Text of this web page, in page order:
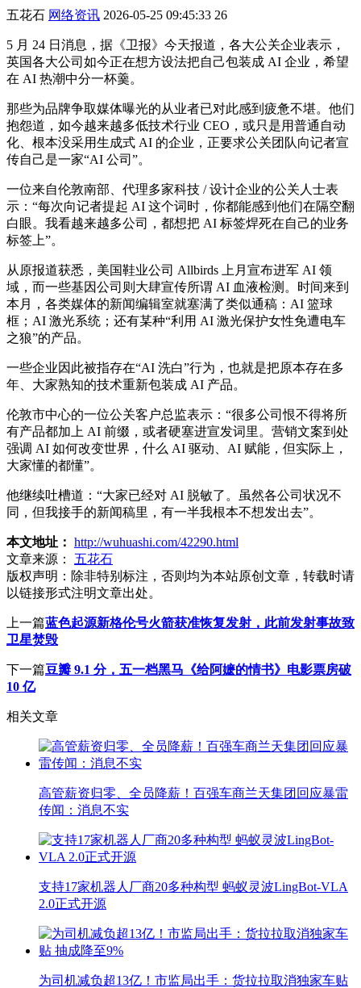
五花石 网络资讯 2026-05-25 09:45:33 26
5 月 24 日消息，据《卫报》今天报道，各大公关企业表示，
英国各大公司如今正在想方设法把自己包装成 AI 企业，希望
在 AI 热潮中分一杯羹。
那些为品牌争取媒体曝光的从业者已对此感到疲惫不堪。他们
抱怨道，如今越来越多低技术行业 CEO，或只是用普通自动
化、根本没采用生成式 AI 的企业，正要求公关团队向记者宣
传自己是一家“AI 公司”。
一位来自伦敦南部、代理多家科技 / 设计企业的公关人士表
示：“每次向记者提起 AI 这个词时，你都能感到他们在隔空翻
白眼。我看越来越多公司，都想把 AI 标签焊死在自己的业务
标签上”。
从原报道获悉，美国鞋业公司 Allbirds 上月宣布进军 AI 领
域，而一些基因公司则大肆宣传所谓 AI 血液检测。时间来到
本月，各类媒体的新闻编辑室就塞满了类似通稿：AI 篮球
框；AI 激光系统；还有某种“利用 AI 激光保护女性免遭电车
之狼”的产品。
一些企业因此被指存在“AI 洗白”行为，也就是把原本存在多
年、大家熟知的技术重新包装成 AI 产品。
伦敦市中心的一位公关客户总监表示：“很多公司恨不得将所
有产品都加上 AI 前缀，或者硬塞进宣发词里。营销文案到处
强调 AI 如何改变世界，什么 AI 驱动、AI 赋能，但实际上，
大家懂的都懂”。
他继续吐槽道：“大家已经对 AI 脱敏了。虽然各公司状况不
同，但我接手的新闻稿里，有一半我根本不想发出去”。
本文地址： http://wuhuashi.com/42290.html
文章来源：
五花石
版权声明： 除非特别标注，否则均为本站原创文章，转载时请
以链接形式注明文章出处。
上一篇蓝色起源新格伦号火箭获准恢复发射，此前发射事故致
卫星焚毁
下一篇豆瓣 9.1 分，五一档黑马《给阿嬷的情书》电影票房破
10 亿
相关文章
高管薪资归零、全员降薪！百强车商兰天集团回应暴雷
传闻：消息不实
支持17家机器人厂商20多种构型 蚂蚁灵波LingBot-VLA
2.0正式开源
为司机减负超13亿！市监局出手：货拉拉取消独家车贴